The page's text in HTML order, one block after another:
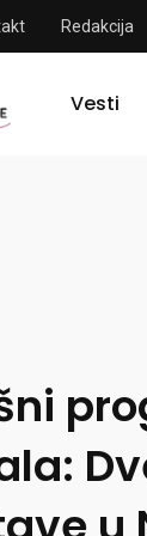
Redakcija
Vesti